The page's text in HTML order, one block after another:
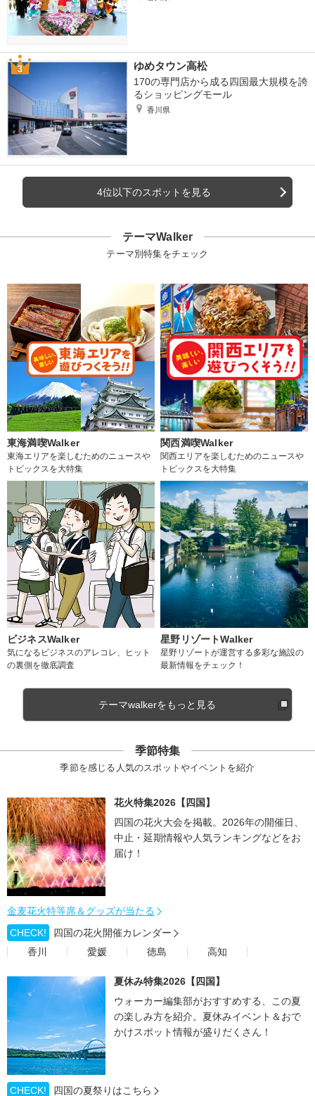
ゆめタウン高松
170の専門店から成る四国最大規模を誇
るショッピングモール
香川県
4位以下のスポットを見る
テーマWalker
テーマ別特集をチェック
東海満喫Walker
東海エリアを楽しむためのニュースや
トピックスを大特集
関西満喫Walker
関西エリアを楽しむためのニュースや
トピックスを大特集
ビジネスWalker
気になるビジネスのアレコレ、ヒット
の裏側を徹底調査
星野リゾートWalker
星野リゾートが運営する多彩な施設の
最新情報をチェック！
テーマwalkerをもっと見る
季節特集
季節を感じる人気のスポットやイベントを紹介
花火特集2026【四国】
四国の花火大会を掲載。2026年の開催日、
中止・延期情報や人気ランキングなどをお
届け！
金麦花火特等席＆グッズが当たる
CHECK!
四国の花火開催カレンダー
香川
愛媛 徳島 高知
夏休み特集2026【四国】
ウォーカー編集部がおすすめする、この夏
の楽しみ方を紹介。夏休みイベント＆おで
かけスポット情報が盛りだくさん！
CHECK!
四国の夏祭りはこちら